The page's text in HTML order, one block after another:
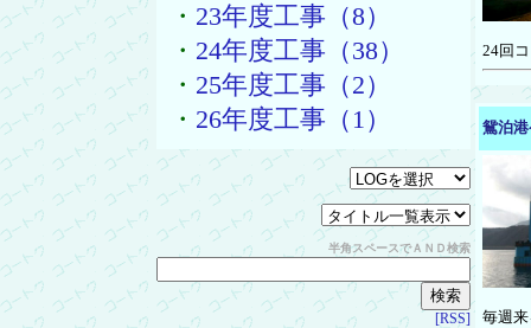
・ 23年度工事（8）
・ 24年度工事（38）
・ 25年度工事（2）
・ 26年度工事（1）
半角スペースでＡＮＤ検索
[RSS]
24回
鴛泊
毎週